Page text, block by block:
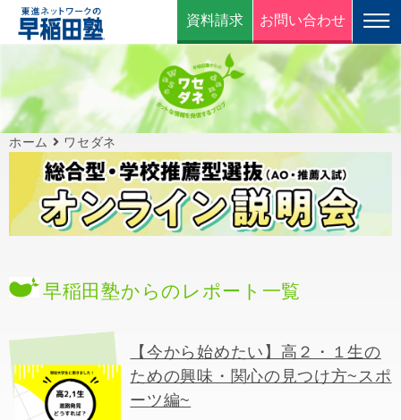
資料請求 お問い合わせ
ホーム ワセダネ
早稲田塾からのレポート一覧
【今から始めたい】高２・１生の
ための興味・関心の見つけ方~スポ
ーツ編~